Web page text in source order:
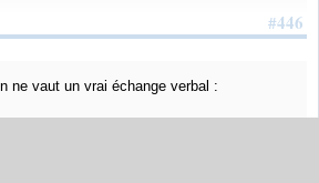
#446
ne vaut un vrai échange verbal :